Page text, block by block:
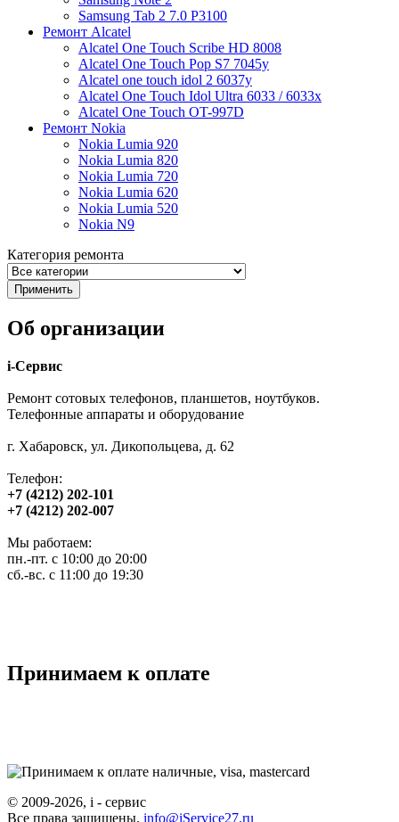
Samsung Tab 2 7.0 P3100
Ремонт Alcatel
Alcatel One Touch Scribe HD 8008
Alcatel One Touch Pop S7 7045y
Alcatel one touch idol 2 6037y
Alcatel One Touch Idol Ultra 6033 / 6033x
Alcatel One Touch OT-997D
Ремонт Nokia
Nokia Lumia 920
Nokia Lumia 820
Nokia Lumia 720
Nokia Lumia 620
Nokia Lumia 520
Nokia N9
Категория ремонта
Об организации
i-Сервис
Ремонт сотовых телефонов, планшетов, ноутбуков.
Телефонные аппараты и оборудование
г. Хабаровск, ул. Дикопольцева, д. 62
Телефон:
+7 (4212) 202-101
+7 (4212) 202-007
Мы работаем:
пн.-пт. с 10:00 до 20:00
сб.-вс. с 11:00 до 19:30
Принимаем к оплате
© 2009-2026, i - сервис
Все права защищены. info@iService27.ru